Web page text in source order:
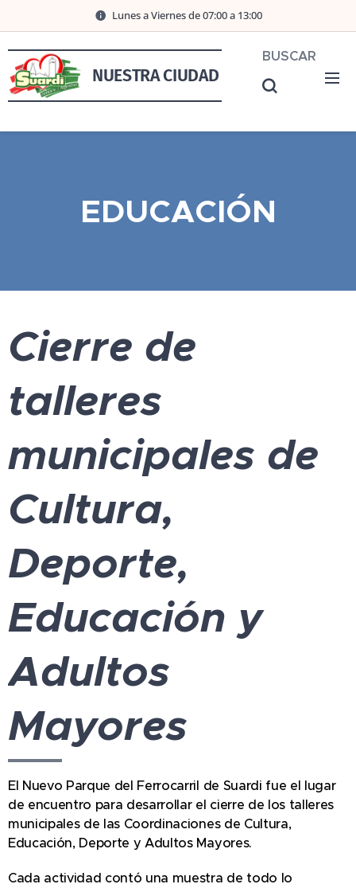
Lunes a Viernes de 07:00 a 13:00
NUESTRA CIUDAD
BUSCAR
EDUCACIÓN
Cierre de
talleres
municipales de
Cultura,
Deporte,
Educación y
Adultos
Mayores
El Nuevo Parque del Ferrocarril de Suardi fue el lugar
de encuentro para desarrollar el cierre de los talleres
municipales de las Coordinaciones de Cultura,
Educación, Deporte y Adultos Mayores.
Cada actividad contó una muestra de todo lo